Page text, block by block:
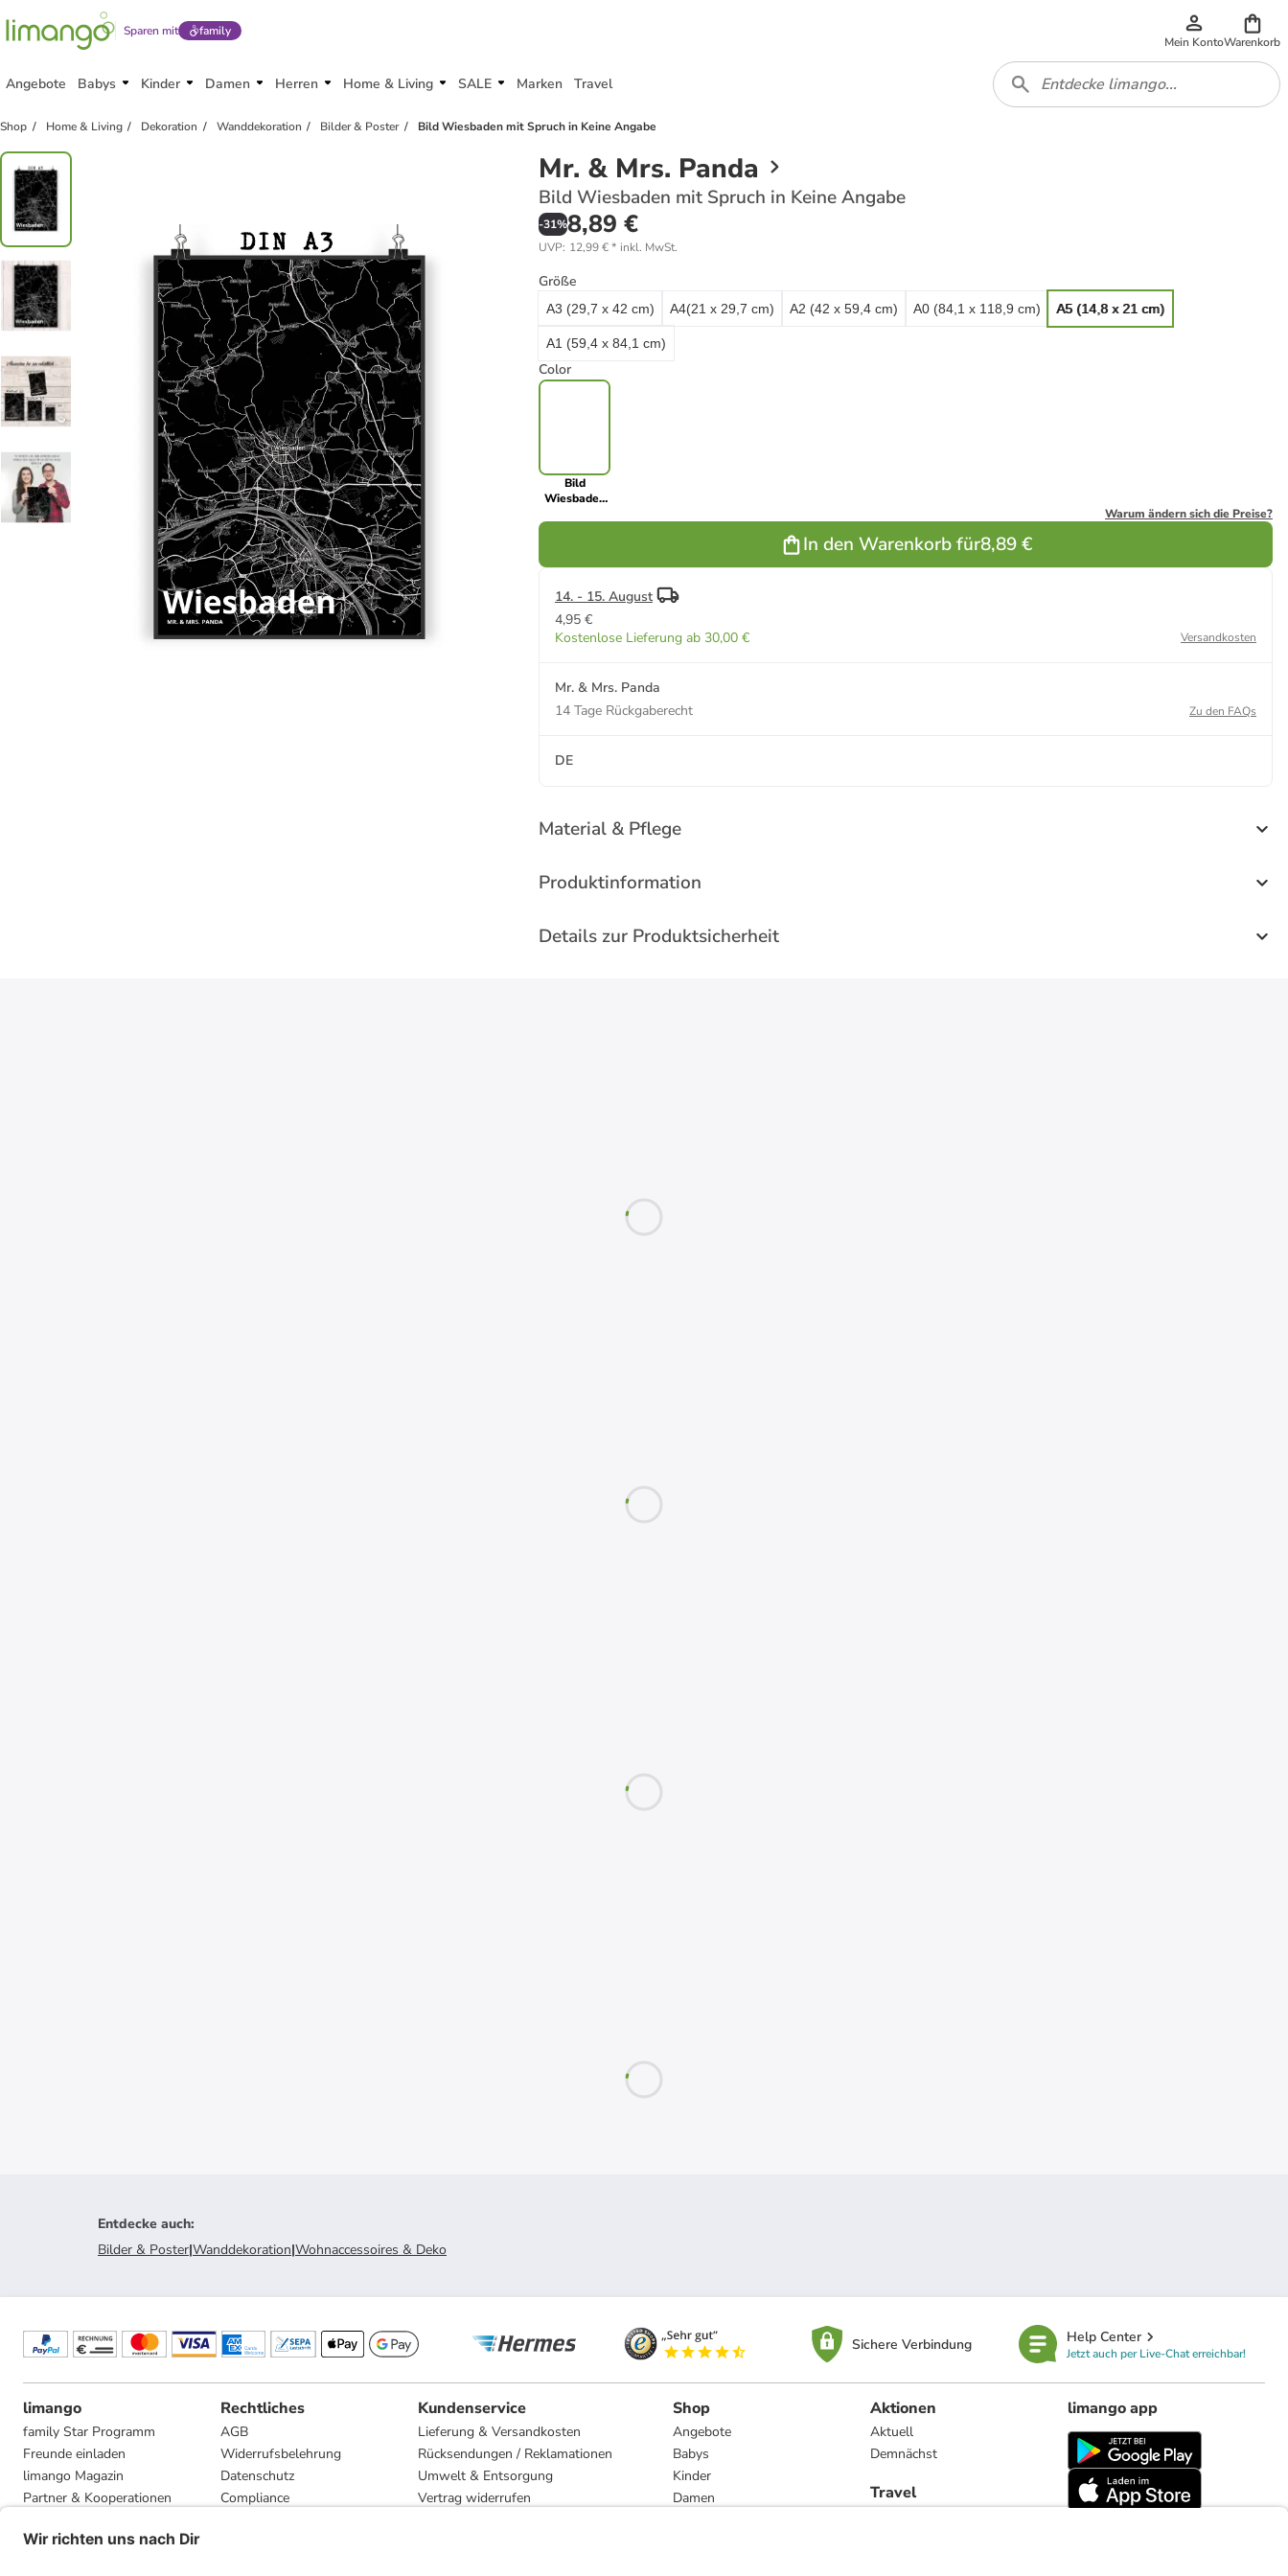
Sparen mit family
Mein KontoWarenkorb
Angebote Babys Kinder Damen Herren Home & Living SALE Marken Travel
Shop Home & Living Dekoration Wanddekoration Bilder & Poster Bild Wiesbaden mit Spruch in Keine Angabe
Mr. & Mrs. Panda
Bild Wiesbaden mit Spruch in Keine Angabe
-31%8,89 €
UVP: 12,99 €* inkl. MwSt.
Größe
A3 (29,7 x 42 cm) A4(21 x 29,7 cm) A2 (42 x 59,4 cm) A0 (84,1 x 118,9 cm) A5 (14,8 x 21 cm)
A1 (59,4 x 84,1 cm)
Color
Bild
Wiesbaden
Warum ändern sich die Preise?
In den Warenkorb für8,89 €
14. - 15. August
4,95 €
Kostenlose Lieferung ab 30,00 €
Versandkosten
Mr. & Mrs. Panda
14 Tage Rückgaberecht
Zu den FAQs
DE
Material & Pflege
Produktinformation
Details zur Produktsicherheit
Entdecke auch:
Bilder & Poster|Wanddekoration|Wohnaccessoires & Deko
Sichere Verbindung Help Center
Jetzt auch per Live-Chat erreichbar!
limango
family Star Programm
Freunde einladen
limango Magazin
Partner & Kooperationen
Presse
Rechtliches
AGB
Widerrufsbelehrung
Datenschutz
Compliance
Kundenservice
Lieferung & Versandkosten
Rücksendungen / Reklamationen
Umwelt & Entsorgung
Vertrag widerrufen
Shop
Angebote
Babys
Kinder
Damen
Aktionen
Aktuell
Demnächst
Travel
limango app